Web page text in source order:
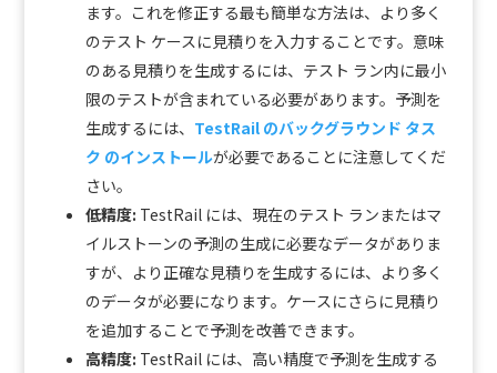
ます。これを修正する最も簡単な方法は、より多く
のテスト ケースに見積りを入力することです。意味
のある見積りを生成するには、テスト ラン内に最小
限のテストが含まれている必要があります。予測を
生成するには、 TestRail のバックグラウンド タス
ク のインストールが必要であることに注意してくだ
さい。
低精度: TestRail には、現在のテスト ランまたはマ
イルストーンの予測の生成に必要なデータがありま
すが、より正確な見積りを生成するには、より多く
のデータが必要になります。ケースにさらに見積り
を追加することで予測を改善できます。
高精度: TestRail には、高い精度で予測を生成する